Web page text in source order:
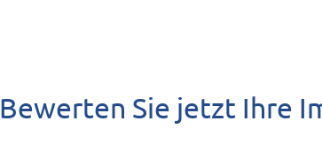
Bewerten Sie jetzt Ihre